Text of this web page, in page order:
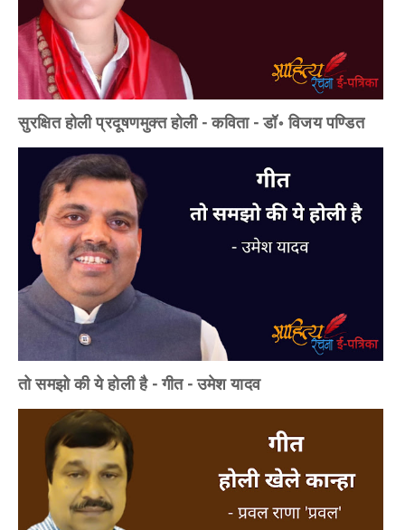
सुरक्षित होली प्रदूषणमुक्त होली - कविता - डॉ॰ विजय पण्डित
तो समझो की ये होली है - गीत - उमेश यादव